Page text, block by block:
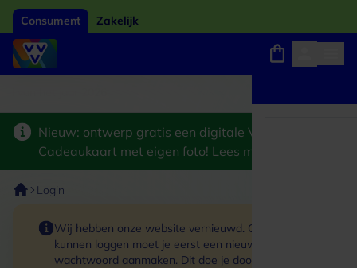
Consument Zakelijk
Nieuw: ontwerp gratis een digitale VVV
Cadeaukaart met eigen foto! Lees meer
Login
Wij hebben onze website vernieuwd. Om in te
kunnen loggen moet je eerst een nieuw
wachtwoord aanmaken. Dit doe je door op de link